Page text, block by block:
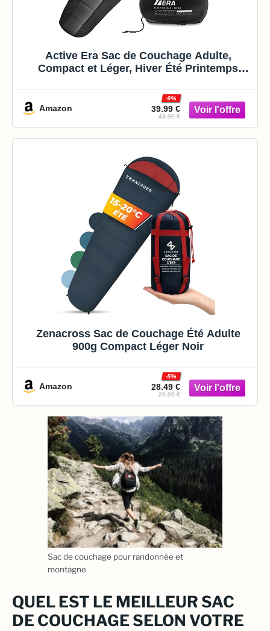
Active Era Sac de Couchage Adulte,
Compact et Léger, Hiver Été Printemps
personne pour Camping, Randonnée, sac
imperméable avec Capuche et Cordon de
Serrage, Noir
Amazon 39.99 €
-9%
43.99 €
Zenacross Sac de Couchage Été Adulte
900g Compact Léger Noir
Amazon 28.49 €
-5%
29.99 €
Sac de couchage pour randonnée et
montagne
QUEL EST LE MEILLEUR SAC
DE COUCHAGE SELON VOTRE